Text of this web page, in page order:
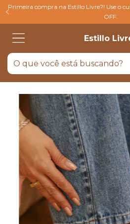
Primeira compra na Estillo Livre?! Use o
OFF.
Estillo